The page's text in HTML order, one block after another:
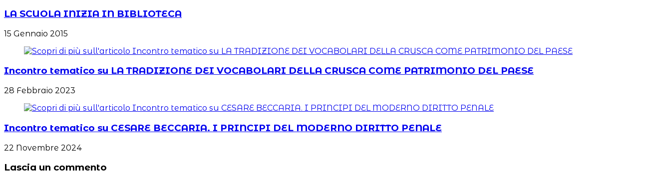
LA SCUOLA INIZIA IN BIBLIOTECA
15 Gennaio 2015
Incontro tematico su LA TRADIZIONE DEI VOCABOLARI DELLA CRUSCA COME PATRIMONIO DEL PAESE
28 Febbraio 2023
Incontro tematico su CESARE BECCARIA. I PRINCIPI DEL MODERNO DIRITTO PENALE
22 Novembre 2024
Lascia un commento